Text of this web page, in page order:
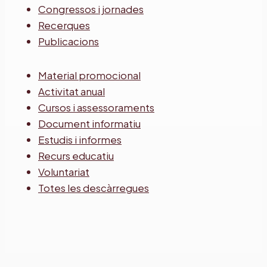
Congressos i jornades
Recerques
Publicacions
Material promocional
Activitat anual
Cursos i assessoraments
Document informatiu
Estudis i informes
Recurs educatiu
Voluntariat
Totes les descàrregues